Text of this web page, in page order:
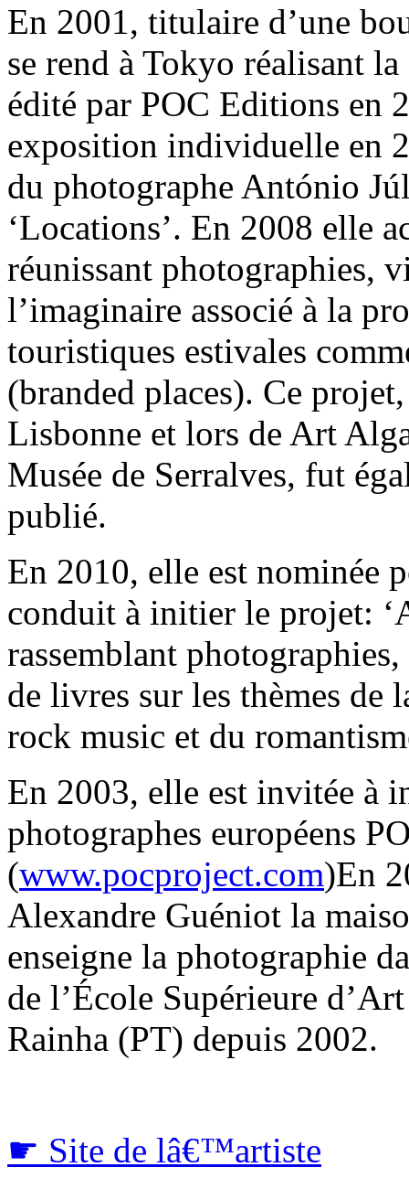
En 2001, titulaire d’une
se rend à Tokyo réalisant
édité par POC Editions en
exposition individuelle en
du photographe António
‘Locations’. En 2008 elle
réunissant photographies,
l’imaginaire associé à la
touristiques estivales
(branded places). Ce
Lisbonne et lors de Art
Musée de Serralves, fut
publié.
En 2010, elle est nominée
conduit à initier le projet:
rassemblant
de livres sur les thèmes de
rock music et du
En 2003, elle est invitée à
photographes européens
(www.pocproject.com)En
Alexandre Guéniot la
enseigne la photographie
de l’École Supérieure
Rainha (PT) depuis 2002.
☛ Site de lâ€™artiste